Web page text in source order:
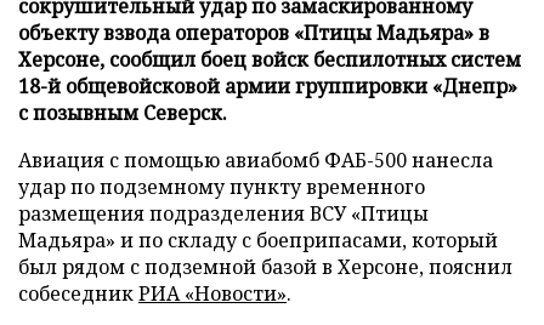
сокрушительный удар по замаскированному
объекту взвода операторов «Птицы Мадьяра» в
Херсоне, сообщил боец войск беспилотных систем
18-й общевойсковой армии группировки «Днепр»
с позывным Северск.
Авиация с помощью авиабомб ФАБ-500 нанесла
удар по подземному пункту временного
размещения подразделения ВСУ «Птицы
Мадьяра» и по складу с боеприпасами, который
был рядом с подземной базой в Херсоне, пояснил
собеседникРИА «Новости».